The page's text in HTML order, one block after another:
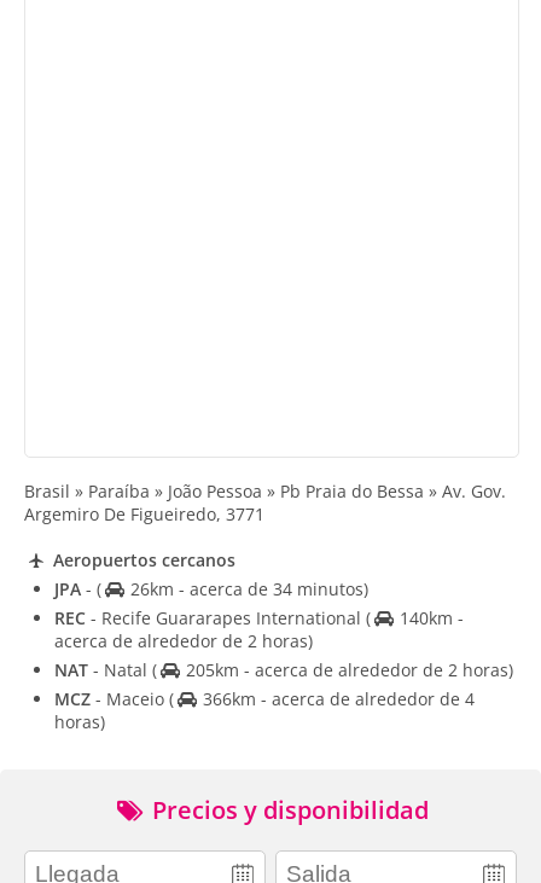
Brasil » Paraíba » João Pessoa » Pb Praia do Bessa » Av. Gov.
Argemiro De Figueiredo, 3771
Aeropuertos cercanos
JPA - (
26km - acerca de 34 minutos)
REC - Recife Guararapes International (
140km -
acerca de alrededor de 2 horas)
NAT - Natal (
205km - acerca de alrededor de 2 horas)
MCZ - Maceio (
366km - acerca de alrededor de 4
horas)
Precios y disponibilidad